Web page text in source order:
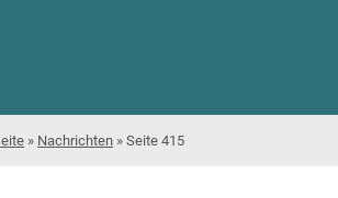
» Nachrichten » Seite 415